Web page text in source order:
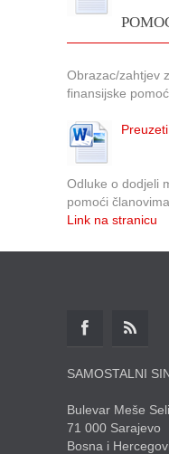
Obrazac/zahtjev
finansijske
Odluke o dodjeli
pomoći
Link na stranicu
SAMOSTALNI
Bulevar Meše
71 000 Sarajevo
Bosna i